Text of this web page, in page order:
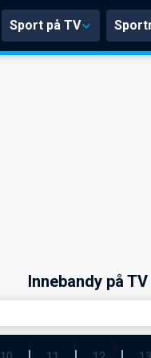
Sport på TV
Innebandy på